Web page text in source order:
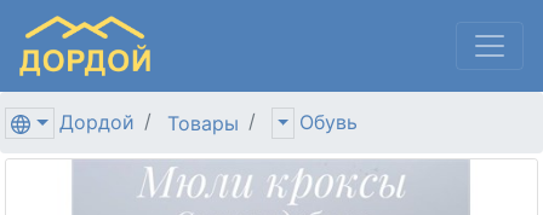
Дордой Товары Обувь